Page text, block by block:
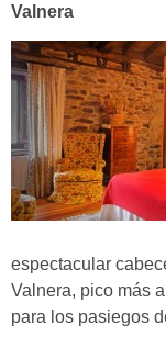
Valnera
espectacular
Valnera, pico más
para los pasiegos